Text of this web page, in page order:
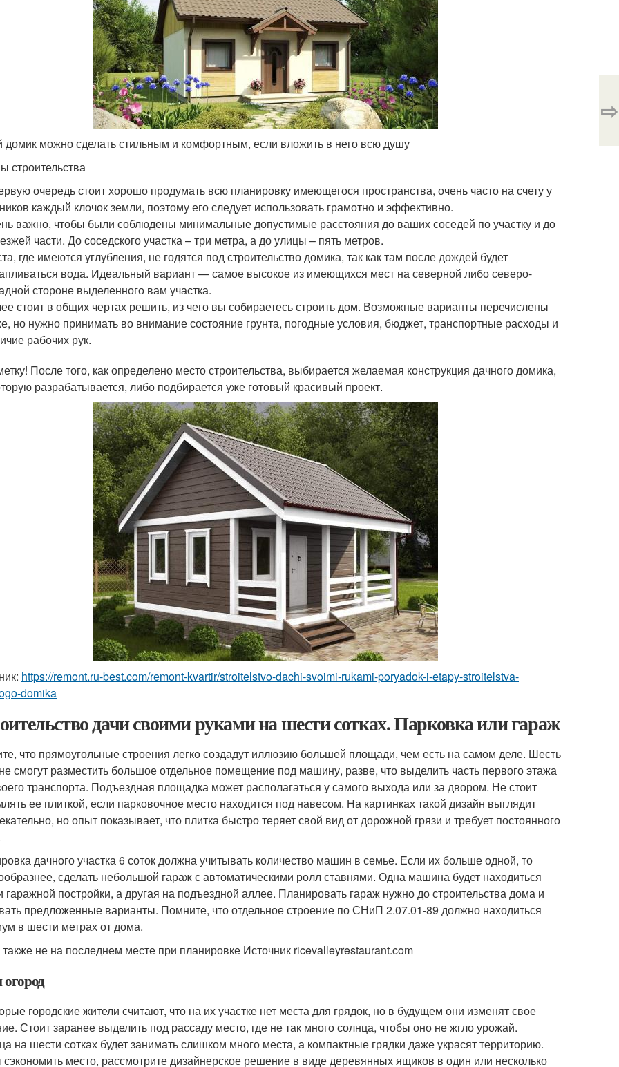
можно сделать стильным и комфортным, если вложить в него всю душу
строительства
очередь стоит хорошо продумать всю планировку имеющегося пространства, очень часто на счету у
каждый клочок земли, поэтому его следует использовать грамотно и эффективно.
важно, чтобы были соблюдены минимальные допустимые расстояния до ваших соседей по участку и до
части. До соседского участка – три метра, а до улицы – пять метров.
где имеются углубления, не годятся под строительство домика, так как там после дождей будет
вода. Идеальный вариант — самое высокое из имеющихся мест на северной либо северо-
стороне выделенного вам участка.
стоит в общих чертах решить, из чего вы собираетесь строить дом. Возможные варианты перечислены
но нужно принимать во внимание состояние грунта, погодные условия, бюджет, транспортные расходы и
рабочих рук.
После того, как определено место строительства, выбирается желаемая конструкция дачного домика,
разрабатывается, либо подбирается уже готовый красивый проект.
https://remont.ru-best.com/remont-kvartir/stroitelstvo-dachi-svoimi-rukami-poryadok-i-etapy-stroitelstva-
domika
дачи своими руками на шести сотках. Парковка или гараж
что прямоугольные строения легко создадут иллюзию большей площади, чем есть на самом деле. Шесть
смогут разместить большое отдельное помещение под машину, разве, что выделить часть первого этажа
транспорта. Подъездная площадка может располагаться у самого выхода или за двором. Не стоит
ее плиткой, если парковочное место находится под навесом. На картинках такой дизайн выглядит
но опыт показывает, что плитка быстро теряет свой вид от дорожной грязи и требует постоянного
дачного участка 6 соток должна учитывать количество машин в семье. Если их больше одной, то
сделать небольшой гараж с автоматическими ролл ставнями. Одна машина будет находиться
гаражной постройки, а другая на подъездной аллее. Планировать гараж нужно до строительства дома и
предложенные варианты. Помните, что отдельное строение по СНиП 2.07.01-89 должно находиться
в шести метрах от дома.
не на последнем месте при планировке Источник ricevalleyrestaurant.com
городские жители считают, что на их участке нет места для грядок, но в будущем они изменят свое
Стоит заранее выделить под рассаду место, где не так много солнца, чтобы оно не жгло урожай.
на шести сотках будет занимать слишком много места, а компактные грядки даже украсят территорию.
место, рассмотрите дизайнерское решение в виде деревянных ящиков в один или несколько
⇨